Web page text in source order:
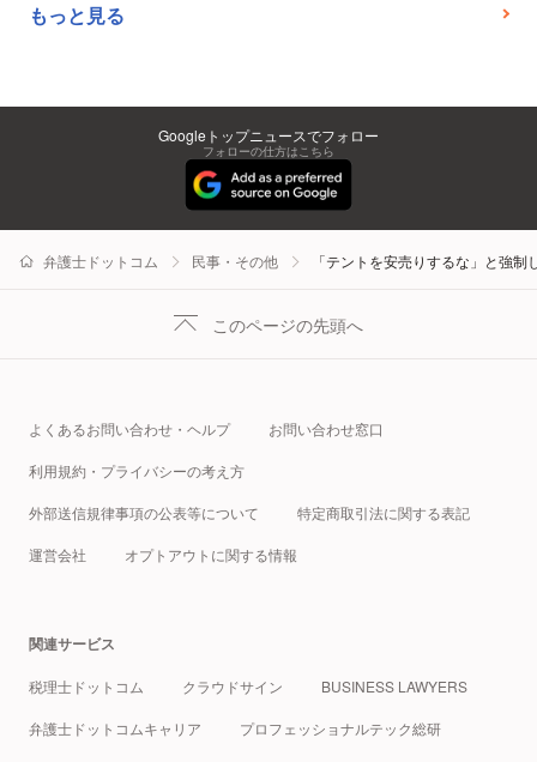
もっと見る
Googleトップニュースでフォロー
フォローの仕方はこちら
弁護士ドットコム 民事・その他 「テントを安売りするな」と強
このページの先頭へ
よくあるお問い合わせ・ヘルプ お問い合わせ窓口
利用規約・プライバシーの考え方
外部送信規律事項の公表等について 特定商取引法に関する表記
運営会社 オプトアウトに関する情報
関連サービス
税理士ドットコム クラウドサイン BUSINESS LAWYERS
弁護士ドットコムキャリア プロフェッショナルテック総研